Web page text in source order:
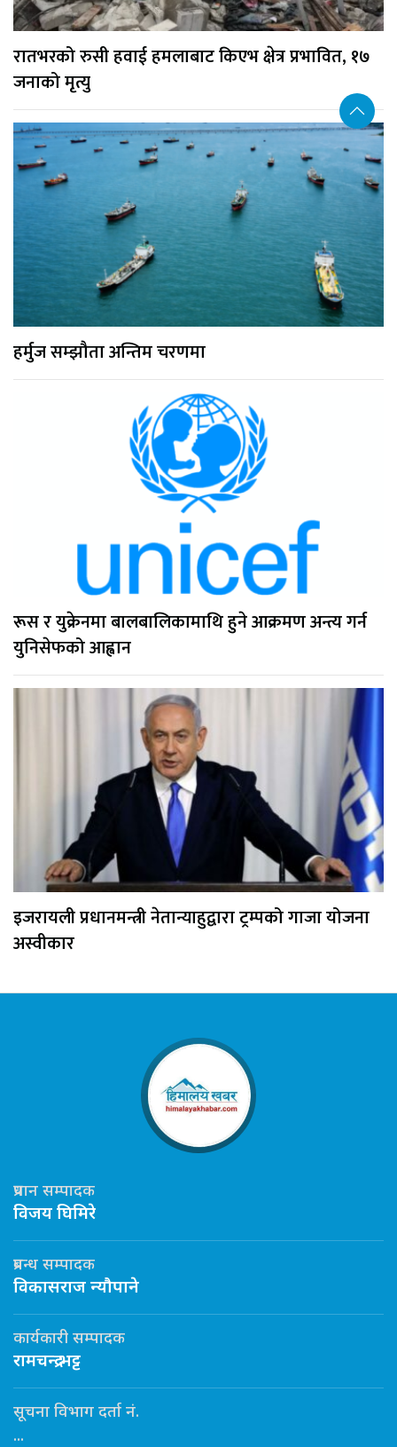
रातभरको रुसी हवाई हमलाबाट किएभ क्षेत्र प्रभावित, १७
जनाको मृत्यु
हर्मुज सम्झौता अन्तिम चरणमा
रूस र युक्रेनमा बालबालिकामाथि हुने आक्रमण अन्त्य गर्न
युनिसेफको आह्वान
इजरायली प्रधानमन्त्री नेतान्याहुद्वारा ट्रम्पको गाजा योजना
अस्वीकार
प्रधान सम्पादक
विजय घिमिरे
प्रबन्ध सम्पादक
विकासराज न्यौपाने
कार्यकारी सम्पादक
रामचन्द्र भट्ट
सूचना विभाग दर्ता नं.
...